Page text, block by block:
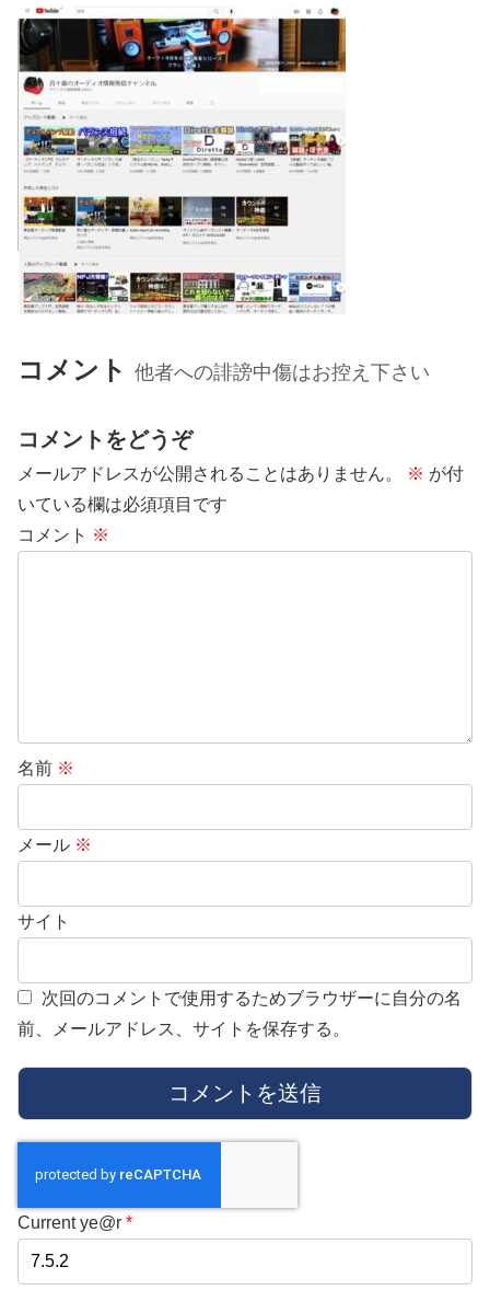
コメント 他者への誹謗中傷はお控え下さい
コメントをどうぞ
メールアドレスが公開されることはありません。 ※ が付
いている欄は必須項目です
コメント ※
名前 ※
メール ※
サイト
次回のコメントで使用するためブラウザーに自分の名
前、メールアドレス、サイトを保存する。
Current ye@r *